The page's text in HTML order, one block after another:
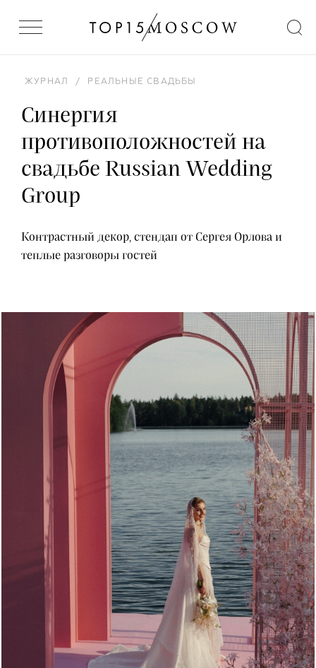
ЖУРНАЛ / РЕАЛЬНЫЕ СВАДЬБЫ
Синергия
противоположностей на
свадьбе Russian Wedding
Group
Контрастный декор, стендап от Сергея Орлова и
теплые разговоры гостей